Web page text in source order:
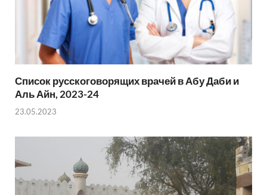
Список русскоговорящих врачей в Абу Даби и
Аль Айн, 2023-24
23.05.2023